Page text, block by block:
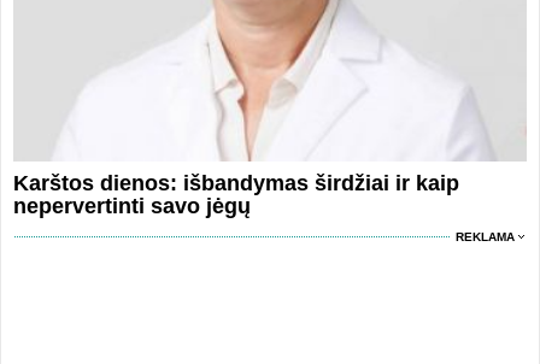
Karštos dienos: išbandymas širdžiai ir kaip
nepervertinti savo jėgų
REKLAMA